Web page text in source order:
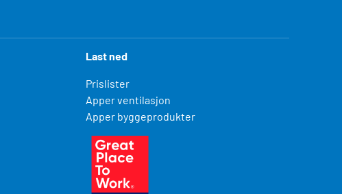
Last ned
Prislister
Apper ventilasjon
Apper byggeprodukter